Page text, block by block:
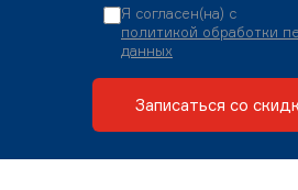
Я согласен(на) с
политикой обработки
данных
Записаться со